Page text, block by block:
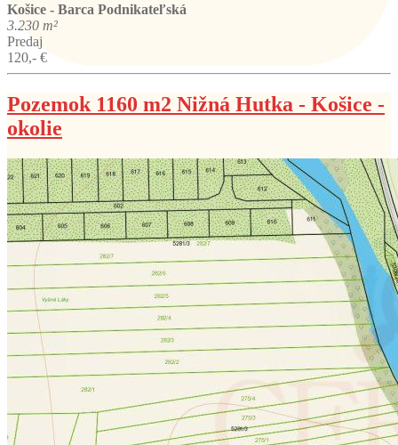
Košice - Barca Podnikateľská
3.230 m²
Predaj
120,- €
Pozemok 1160 m2 Nižná Hutka - Košice -
okolie